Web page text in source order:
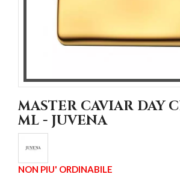
MASTER CAVIAR DAY
ML - JUVENA
NON PIU' ORDINABILE